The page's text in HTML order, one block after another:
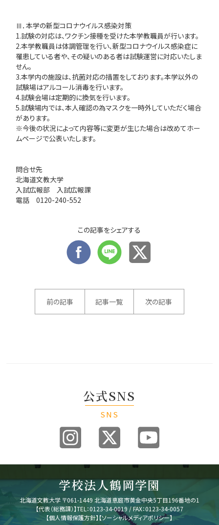
Ⅲ．本学の新型コロナウイルス感染対策
1.試験の対応は、ワクチン接種を受けた本学教職員が行います。
2.本学教職員は体調管理を行い、新型コロナウイルス感染症に
罹患している者や、その疑いのある者は試験運営に対応いたしま
せん。
3.本学内の施設は、抗菌対応の措置をしております。本学以外の
試験場はアルコール消毒を行います。
4.試験会場は定期的に換気を行います。
5.試験場内では、本人確認の為マスクを一時外していただく場合
があります。
※今後の状況によって内容等に変更が生じた場合は改めてホー
ムページで公表いたします。
問合せ先
北海道文教大学
入試広報部 入試広報課
電話 0120-240-552
この記事をシェアする
前の記事 記事一覧 次の記事
公式SNS
SNS
学校法人鶴岡学園
北海道文教大学 〒061-1449 北海道恵庭市黄金中央5丁目196番地の1
【代表（総務課）】TEL：0123-34-0019 / FAX：0123-34-0057
【個人情報保護方針】 【ソーシャルメディアポリシー】